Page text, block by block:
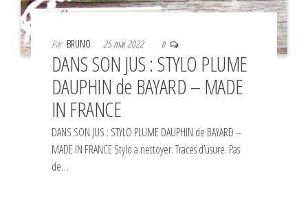
Par BRUNO 25 mai 2022 0
DANS SON JUS : STYLO PLUME
DAUPHIN de BAYARD – MADE
IN FRANCE
DANS SON JUS : STYLO PLUME DAUPHIN de BAYARD –
MADE IN FRANCE Stylo a nettoyer. Traces d’usure. Pas
de…